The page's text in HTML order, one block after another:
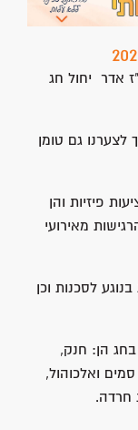
י"ג אדר עד ט"ז אדר יחול חג
גם טומן
פיזיות והן
מאירועי
לסכנות וכן
בחג הן: חנק,
ואלכוהול,
חרדה.